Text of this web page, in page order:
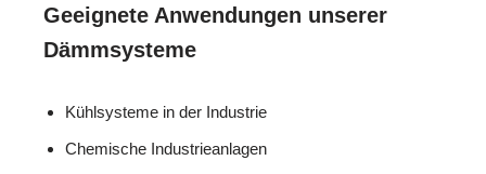
Geeignete Anwendungen unserer
Dämmsysteme
Kühlsysteme in der Industrie
Chemische Industrieanlagen